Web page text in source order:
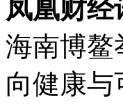
凤凰财经
海南博鳌
向健康与